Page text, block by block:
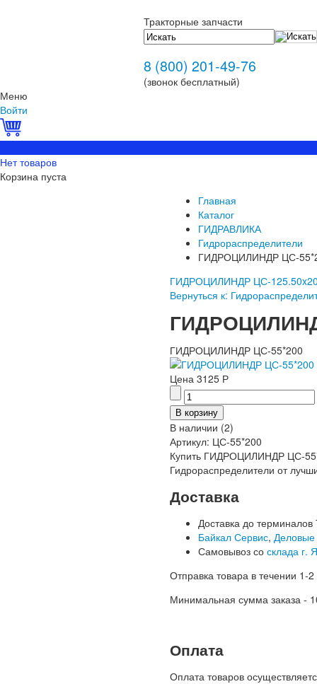
Тракторные запчасти
8 (800) 201-49-76
(звонок бесплатный)
Меню
Войти
Нет товаров
Корзина пуста
Главная
Каталог
ГИДРАВЛИКА
Гидрораспределители
ГИДРОЦИЛИНДР ЦС-
ГИДРОЦИЛИНДР ЦС-
Вернуться к:
ГИДРОЦИЛИНДР ЦС-55*200
Цена 3125 Р
В наличии (2)
Артикул: ЦС-55*200
Купить ГИДРОЦИЛИНДР ЦС-
Гидрораспределители от
Доставка
Доставка до
Байкал Сервис,
Самовывоз со склада г.
Отправка товара в течении 1-
Минимальная сумма заказа -
Оплата
Оплата товаров